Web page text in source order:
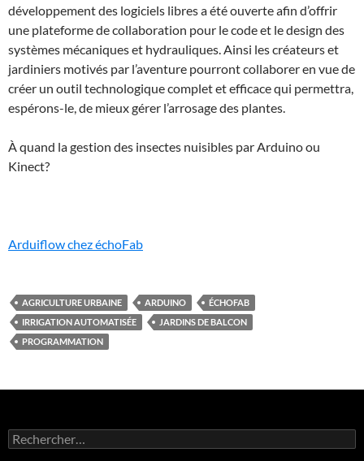
développement des logiciels libres a été ouverte afin d’offrir
une plateforme de collaboration pour le code et le design des
systèmes mécaniques et hydrauliques. Ainsi les créateurs et
jardiniers motivés par l’aventure pourront collaborer en vue de
créer un outil technologique complet et efficace qui permettra,
espérons-le, de mieux gérer l’arrosage des plantes.
À quand la gestion des insectes nuisibles par Arduino ou
Kinect?
Arduiflow chez échoFab
AGRICULTURE URBAINE ARDUINO
ÉCHOFAB
IRRIGATION AUTOMATISÉE
JARDINS DE BALCON
PROGRAMMATION
Rechercher :